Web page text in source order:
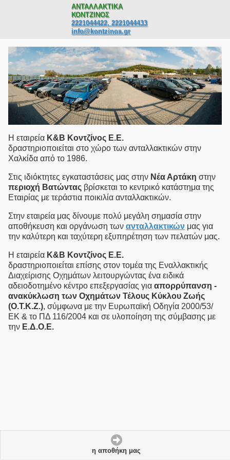
ΑΝΤΑΛΛΑΚΤΙΚΑ
ΚΟΝΤΖΙΝΟΣ
2221044422, 2221044433
info@kontzinos.gr
Η εταιρεία Κ&Β Κοντζίνος E.Ε.
δραστηριοποιείται στο χώρο των ανταλλακτικών στην
Χαλκίδα από το 1986.
Στις ιδιόκτητες εγκαταστάσεις μας στην Νέα Αρτάκη στην
περιοχή Βατώντας βρίσκεται το κεντρικό κατάστημα της
Εταιρίας με τεράστια ποικιλία ανταλλακτικών.
Στην εταιρεία μας δίνουμε πολύ μεγάλη σημασία στην
αποθήκευση και οργάνωση των ανταλλακτικών μας για
την καλύτερη και ταχύτερη εξυπηρέτηση των πελατών μας.
Η εταιρεία Κ&Β Κοντζίνος E.Ε.
δραστηριοποιείται επίσης στον τομέα της Eναλλακτικής
Διαχείρισης Οχημάτων λειτουργώντας ένα ειδικά
αδειοδοτημένο κέντρο επεξεργασίας για απορρύπανση -
ανακύκλωση των Οχημάτων Τέλους Κύκλου Ζωής
(Ο.Τ.Κ.Ζ.), σύμφωνα με την Ευρωπαϊκή Οδηγία 2000/53/
ΕΚ & το ΠΔ 116/2004 και σε υλοποίηση της σύμβασης με
την Ε.Δ.Ο.Ε.
η αποθήκη μας